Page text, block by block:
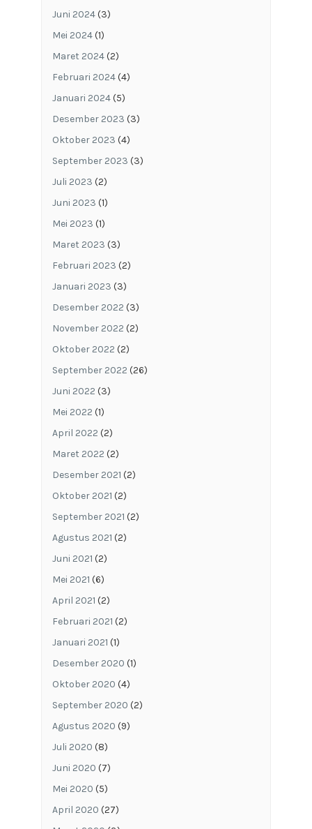
Juni 2024(3)
Mei 2024(1)
Maret 2024(2)
Februari 2024(4)
Januari 2024(5)
Desember 2023 (3)
Oktober 2023 (4)
September 2023 (3)
Juli 2023 (2)
Juni 2023 (1)
Mei 2023 (1)
Maret 2023 (3)
Februari 2023 (2)
Januari 2023 (3)
Desember 2022 (3)
November 2022 (2)
Oktober 2022 (2)
September 2022 (26)
Juni 2022 (3)
Mei 2022 (1)
April 2022 (2)
Maret 2022 (2)
Desember 2021 (2)
Oktober 2021 (2)
September 2021 (2)
Agustus 2021 (2)
Juni 2021 (2)
Mei 2021 (6)
April 2021 (2)
Februari 2021 (2)
Januari 2021 (1)
Desember 2020 (1)
Oktober 2020 (4)
September 2020 (2)
Agustus 2020 (9)
Juli 2020 (8)
Juni 2020 (7)
Mei 2020 (5)
April 2020 (27)